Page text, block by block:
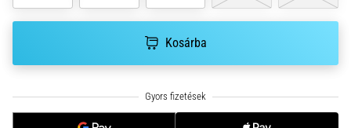
2026.08.05.
Fasciitis:
Kosárba